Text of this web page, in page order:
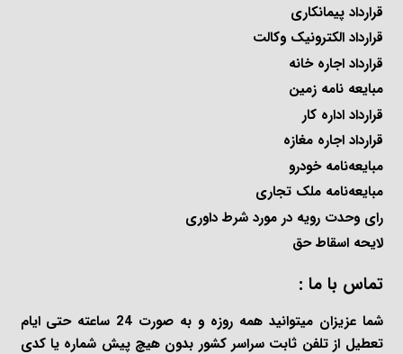
قرارداد پیمانکاری
قرارداد الکترونیک وکالت
قرارداد اجاره خانه
مبایعه نامه زمین
قرارداد اداره کار
قرارداد اجاره مغازه
مبایعه‌نامه خودرو
مبایعه‌نامه ملک تجاری
رای وحدت رویه در مورد شرط داوری
لایحه اسقاط حق
تماس با ما :
شما عزیزان میتوانید همه روزه و به صورت 24 ساعته حتی ایام
تعطیل از تلفن ثابت سراسر کشور بدون هیچ پیش شماره یا کدی